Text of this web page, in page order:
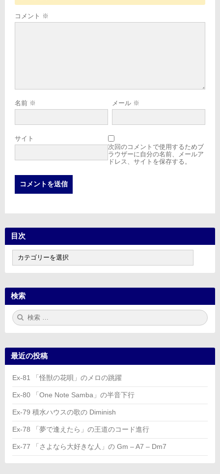
コメント ※
名前 ※ メール ※
サイト
次回のコメントで使用するためブ
ラウザーに自分の名前、メールア
ドレス、サイトを保存する。
目次
次
検索
検
索:
最近の投稿
Ex-81 「怪獣の花唄」のメロの跳躍
Ex-80 「One Note Samba」の半音下行
Ex-79 積水ハウスの歌の Diminish
Ex-78 「夢で逢えたら」の王道のコード進行
Ex-77 「さよなら大好きな人」の Gm – A7 – Dm7